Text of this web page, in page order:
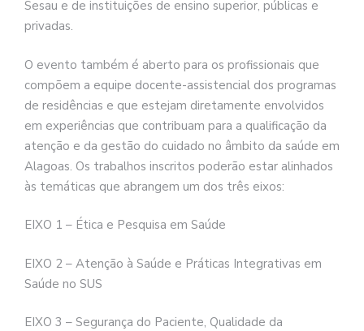
Sesau e de instituições de ensino superior, públicas e
privadas.
O evento também é aberto para os profissionais que
compõem a equipe docente-assistencial dos programas
de residências e que estejam diretamente envolvidos
em experiências que contribuam para a qualificação da
atenção e da gestão do cuidado no âmbito da saúde em
Alagoas. Os trabalhos inscritos poderão estar alinhados
às temáticas que abrangem um dos três eixos:
EIXO 1 – Ética e Pesquisa em Saúde
EIXO 2 – Atenção à Saúde e Práticas Integrativas em
Saúde no SUS
EIXO 3 – Segurança do Paciente, Qualidade da